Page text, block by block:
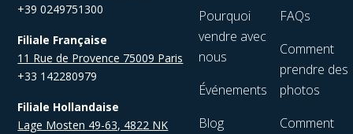
+39 0249751300
Filiale Française
11 Rue de Provence 75009 Paris
+33 142280979
Filiale Hollandaise
Lage Mosten 49-63, 4822 NK
Pourquoi
vendre avec
nous
Événements
Blog
FAQs
Comment
prendre des
photos
Comment